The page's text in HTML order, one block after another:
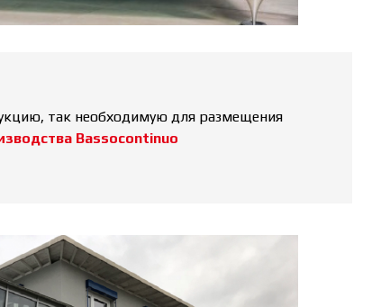
так необходимую для размещения
Bassocontinuo